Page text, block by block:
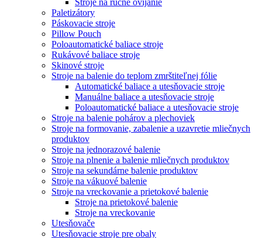
Paletizátory
Páskovacie stroje
Pillow Pouch
Poloautomatické baliace stroje
Rukávové baliace stroje
Skinové stroje
Stroje na balenie do teplom zmrštiteľnej fólie
Automatické baliace a utesňovacie stroje
Manuálne baliace a utesňovacie stroje
Poloautomatické baliace a utesňovacie stroje
Stroje na balenie pohárov a plechoviek
Stroje na formovanie, zabalenie a uzavretie mliečnych
produktov
Stroje na jednorazové balenie
Stroje na plnenie a balenie mliečnych produktov
Stroje na sekundárne balenie produktov
Stroje na vákuové balenie
Stroje na vreckovanie a prietokové balenie
Stroje na prietokové balenie
Stroje na vreckovanie
Utesňovače
Utesňovacie stroje pre obaly